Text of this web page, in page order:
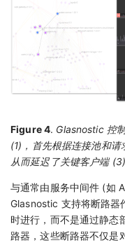
Figure 4. Glasnostic 控
(1)，首先根据连接池和请
从而延迟了关键客户端 (3)
与通常由服务中间件 (如
Glasnostic 支持将断路器
时进行，而不是通过静态
路器，这些断路器不仅是